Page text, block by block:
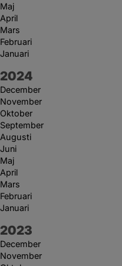
Maj
April
Mars
Februari
Januari
År:
2024
December
November
Oktober
September
Augusti
Juni
Maj
April
Mars
Februari
Januari
År:
2023
December
November